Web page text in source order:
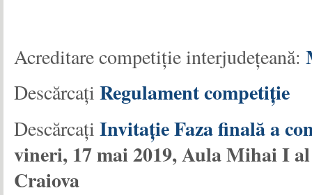
Acreditare competiție interjudețeană:
Descărcați Regulament competiție
Descărcați Invitație Faza finală a
vineri, 17 mai 2019, Aula Mihai I
Craiova